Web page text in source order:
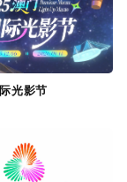
光影节